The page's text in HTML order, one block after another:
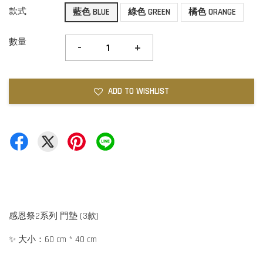
款式 藍色 BLUE 綠色 GREEN 橘色 ORANGE
數量 - +
ADD TO WISHLIST
感恩祭2系列 門墊 (3款)
✨ 大小：60 cm * 40 cm